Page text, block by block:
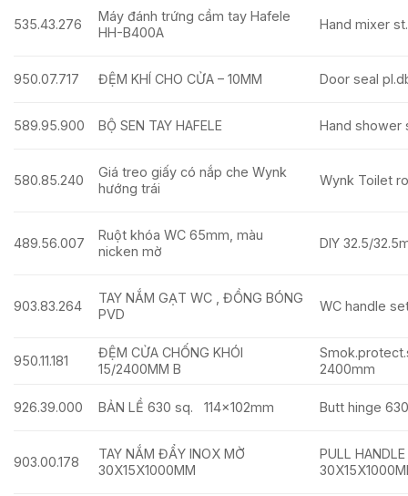
535.43.276
Máy đánh trứng cầm tay Hafele
HH-B400A
Hand mixer
950.07.717 ĐỆM KHÍ CHO CỬA – 10MM Door seal
589.95.900 BỘ SEN TAY HAFELE Hand shower
580.85.240
Giá treo giấy có nắp che Wynk
hướng trái
Wynk Toilet
489.56.007
Ruột khóa WC 65mm, màu
nicken mờ
DIY 32.5/
903.83.264
TAY NẮM GẠT WC , ĐỒNG BÓNG
PVD
WC handle
950.11.181
ĐỆM CỬA CHỐNG KHÓI
15/2400MM B
2400mm
926.39.000 BẢN LỀ 630 sq. 114x102mm Butt hinge
903.00.178
TAY NẮM ĐẨY INOX MỜ
30X15X1000MM
PULL